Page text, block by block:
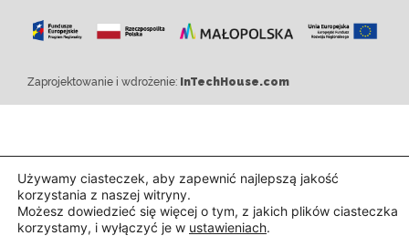
Zaprojektowanie i wdrożenie: InTechHouse.com
Używamy ciasteczek, aby zapewnić najlepszą jakość
korzystania z naszej witryny.
Możesz dowiedzieć się więcej o tym, z jakich plików ciasteczka
korzystamy, i wyłączyć je w ustawieniach.